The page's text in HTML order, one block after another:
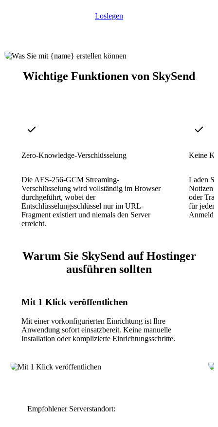
Loslegen
Wichtige Funktionen von SkySend
Zero-Knowledge-Verschlüsselung
Die AES-256-GCM Streaming-
Verschlüsselung wird vollständig im Browser
durchgeführt, wobei der
Entschlüsselungsschlüssel nur im URL-
Fragment existiert und niemals den Server
erreicht.
Keine
Laden
Notizen
oder
für jeden
Warum Sie SkySend auf Hostinger
ausführen sollten
Mit 1 Klick veröffentlichen
Mit einer vorkonfigurierten Einrichtung ist Ihre
Anwendung sofort einsatzbereit. Keine manuelle
Installation oder komplizierte Einrichtungsschritte.
Empfohlener Serverstandort: